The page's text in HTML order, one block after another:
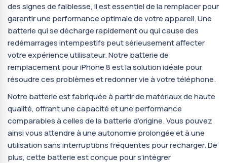
des signes de faiblesse, il est essentiel de la remplacer pour
garantir une performance optimale de votre appareil. Une
batterie qui se décharge rapidement ou qui cause des
redémarrages intempestifs peut sérieusement affecter
votre expérience utilisateur. Notre batterie de
remplacement pour iPhone 8 est la solution idéale pour
résoudre ces problèmes et redonner vie à votre téléphone.
Notre batterie est fabriquée à partir de matériaux de haute
qualité, offrant une capacité et une performance
comparables à celles de la batterie d’origine. Vous pouvez
ainsi vous attendre à une autonomie prolongée et à une
utilisation sans interruptions fréquentes pour recharger. De
plus, cette batterie est conçue pour s’intégrer